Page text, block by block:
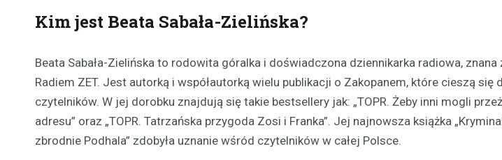
Kim jest Beata Sabała-Zielińska?
Beata Sabała-Zielińska to rodowita góralka i doświadczona dziennikarka radiowa, znana
Radiem ZET. Jest autorką i współautorką wielu publikacji o Zakopanem, które cieszą się
czytelników. W jej dorobku znajdują się takie bestsellery jak: „TOPR. Żeby inni mogli
adresu” oraz „TOPR. Tatrzańska przygoda Zosi i Franka”. Jej najnowsza książka
zbrodnie Podhala” zdobyła uznanie wśród czytelników w całej Polsce.